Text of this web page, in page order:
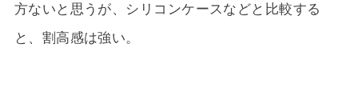
方ないと思うが、シリコンケースなどと比較する
と、割高感は強い。